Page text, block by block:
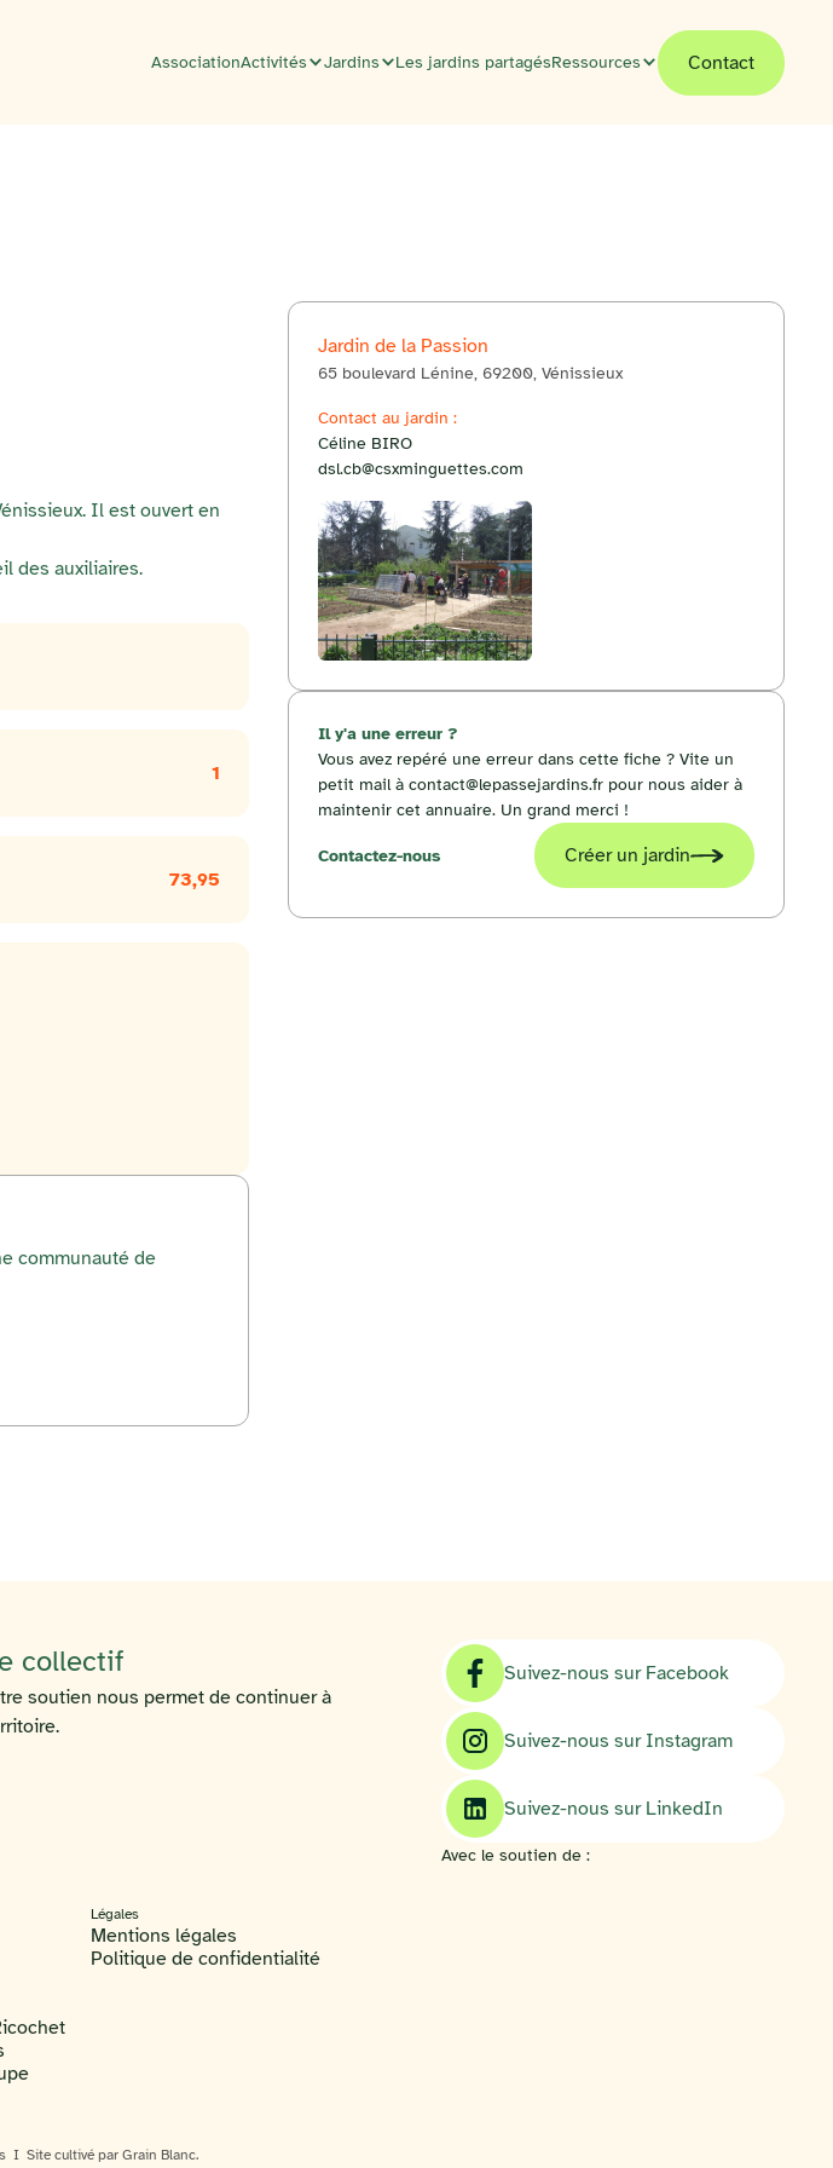
AssociationActivités Jardins Les jardins partagésRessources Contact
Il est ouvert en
des auxiliaires.
1
73,95
communauté de
Itinéraire
+
−
Jardin de la Passion
65 boulevard Lénine, 69200, Vénissieux
Contact au jardin :
Céline BIRO
dsl.cb@csxminguettes.com
Il y'a une erreur ?
Vous avez repéré une erreur dans cette fiche ? Vite un
petit mail à contact@lepassejardins.fr pour nous aider à
maintenir cet annuaire. Un grand merci !
Contactez-nous Créer un jardin
collectif
soutien nous permet de continuer à
Légales
Mentions légales
Politique de confidentialité
Suivez-nous sur Facebook
Suivez-nous sur Instagram
Suivez-nous sur LinkedIn
Avec le soutien de :
I Site cultivé par Grain Blanc.